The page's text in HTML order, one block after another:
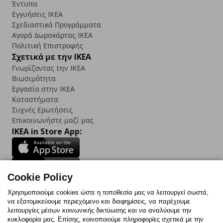
Έντυπα
Εγγυήσεις IKEA
Σχεδιαστικά Προγράμματα
Αγορά Δωρoκάρτας IKEA
Πολιτική Επιστροφής
Σχετικά με την IKEA
Γνωρίζοντας την IKEA
Βιωσιμότητα
Εργασία στην IKEA
Καταστήματα
Συχνές Ερωτήσεις
Επικοινωνήστε μαζί μας
IKEA in Store App:
Follow us:
FacebookInstagram
TikTokYoutubePinterestTwitter
Cookie Policy
Χρησιμοποιούμε cookies ώστε η τοποθεσία μας να λειτουργεί σωστά,
να εξατομικεύουμε περιεχόμενο και διαφημίσεις, να παρέχουμε
λειτουργίες μέσων κοινωνικής δικτύωσης και να αναλύουμε την
κυκλοφορία μας. Επίσης, κοινοποιούμε πληροφορίες σχετικά με την